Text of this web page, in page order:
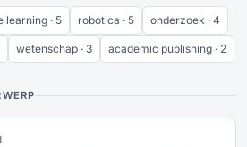
learning · 5 robotica · 5 onderzoek · 4
wetenschap · 3 academic publishing · 2